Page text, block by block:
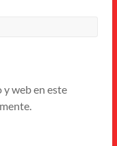
web en este